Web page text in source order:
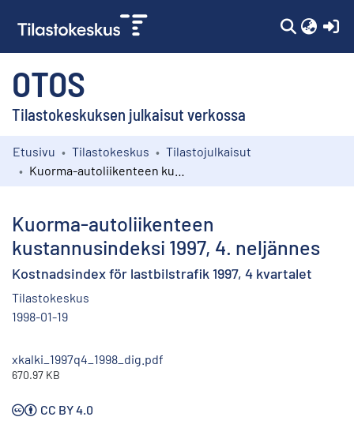
OTOS
Tilastokeskuksen julkaisut verkossa
Kokoelmat
Etusivu Tilastokeskus
Tilastojulkaisut
Kuorma-autoliikenteen
kustannusindeksi 1997, 4. neljännes
Kostnadsindex för lastbilstrafik 1997, 4 kvartalet
Tilastokeskus
1998-01-19
xkalki_1997q4_1998_dig.pdf
670.97 KB
CC BY 4.0